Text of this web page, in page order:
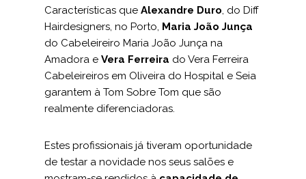
Características que Alexandre Duro, do Diff
Hairdesigners, no Porto, Maria João Junça
do Cabeleireiro Maria João Junça na
Amadora e Vera Ferreira do Vera Ferreira
Cabeleireiros em Oliveira do Hospital e Seia
garantem à Tom Sobre Tom que são
realmente diferenciadoras.
Estes profissionais já tiveram oportunidade
de testar a novidade nos seus salões e